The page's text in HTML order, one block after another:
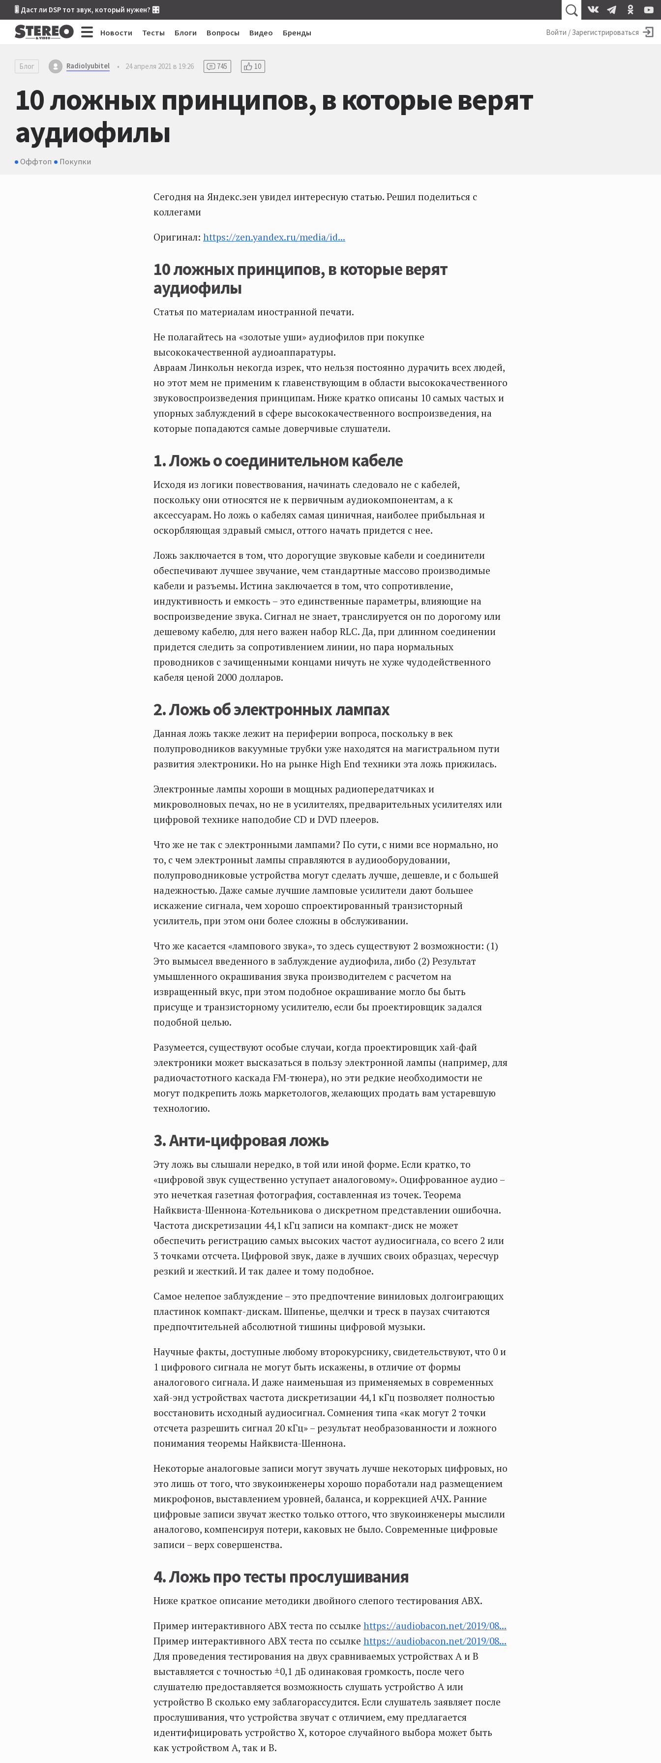
🎚 Даст ли DSP тот звук, который нужен? 🎛
Новости Тесты Блоги Вопросы Видео Бренды Войти / Зарегистрироваться
Блог Radiolyubitel • 24 апреля 2021 в 19:26 745 10
10 ложных принципов, в которые верят
аудиофилы
Оффтоп Покупки
Сегодня на Яндекс.зен увидел интересную статью. Решил поделиться с
коллегами
Оригинал: https://zen.yandex.ru/media/id...
10 ложных принципов, в которые верят
аудиофилы
Статья по материалам иностранной печати.
Не полагайтесь на «золотые уши» аудиофилов при покупке
высококачественной аудиоаппаратуры.
Авраам Линкольн некогда изрек, что нельзя постоянно дурачить всех людей,
но этот мем не применим к главенствующим в области высококачественного
звуковоспроизведения принципам. Ниже кратко описаны 10 самых частых и
упорных заблуждений в сфере высококачественного воспроизведения, на
которые попадаются самые доверчивые слушатели.
1. Ложь о соединительном кабеле
Исходя из логики повествования, начинать следовало не с кабелей,
поскольку они относятся не к первичным аудиокомпонентам, а к
аксессуарам. Но ложь о кабелях самая циничная, наиболее прибыльная и
оскорбляющая здравый смысл, оттого начать придется с нее.
Ложь заключается в том, что дорогущие звуковые кабели и соединители
обеспечивают лучшее звучание, чем стандартные массово производимые
кабели и разъемы. Истина заключается в том, что сопротивление,
индуктивность и емкость – это единственные параметры, влияющие на
воспроизведение звука. Сигнал не знает, транслируется он по дорогому или
дешевому кабелю, для него важен набор RLC. Да, при длинном соединении
придется следить за сопротивлением линии, но пара нормальных
проводников с зачищенными концами ничуть не хуже чудодейственного
кабеля ценой 2000 долларов.
2. Ложь об электронных лампах
Данная ложь также лежит на периферии вопроса, поскольку в век
полупроводников вакуумные трубки уже находятся на магистральном пути
развития электроники. Но на рынке High End техники эта ложь прижилась.
Электронные лампы хороши в мощных радиопередатчиках и
микроволновых печах, но не в усилителях, предварительных усилителях или
цифровой технике наподобие CD и DVD плееров.
Что же не так с электронными лампами? По сути, с ними все нормально, но
то, с чем электронныt лампы справляются в аудиооборудовании,
полупроводниковые устройства могут сделать лучше, дешевле, и с большей
надежностью. Даже самые лучшие ламповые усилители дают большее
искажение сигнала, чем хорошо спроектированный транзисторный
усилитель, при этом они более сложны в обслуживании.
Что же касается «лампового звука», то здесь существуют 2 возможности: (1)
Это вымысел введенного в заблуждение аудиофила, либо (2) Результат
умышленного окрашивания звука производителем с расчетом на
извращенный вкус, при этом подобное окрашивание могло бы быть
присуще и транзисторному усилителю, если бы проектировщик задался
подобной целью.
Разумеется, существуют особые случаи, когда проектировщик хай-фай
электроники может высказаться в пользу электронной лампы (например, для
радиочастотного каскада FM-тюнера), но эти редкие необходимости не
могут подкрепить ложь маркетологов, желающих продать вам устаревшую
технологию.
3. Анти-цифровая ложь
Эту ложь вы слышали нередко, в той или иной форме. Если кратко, то
«цифровой звук существенно уступает аналоговому». Оцифрованное аудио –
это нечеткая газетная фотография, составленная из точек. Теорема
Найквиста-Шеннона-Котельникова о дискретном представлении ошибочна.
Частота дискретизации 44,1 кГц записи на компакт-диск не может
обеспечить регистрацию самых высоких частот аудиосигнала, со всего 2 или
3 точками отсчета. Цифровой звук, даже в лучших своих образцах, чересчур
резкий и жесткий. И так далее и тому подобное.
Самое нелепое заблуждение – это предпочтение виниловых долгоиграющих
пластинок компакт-дискам. Шипенье, щелчки и треск в паузах считаются
предпочтительней абсолютной тишины цифровой музыки.
Научные факты, доступные любому второкурснику, свидетельствуют, что 0 и
1 цифрового сигнала не могут быть искажены, в отличие от формы
аналогового сигнала. И даже наименьшая из применяемых в современных
хай-энд устройствах частота дискретизации 44,1 кГц позволяет полностью
восстановить исходный аудиосигнал. Сомнения типа «как могут 2 точки
отсчета разрешить сигнал 20 кГц» – результат необразованности и ложного
понимания теоремы Найквиста-Шеннона.
Некоторые аналоговые записи могут звучать лучше некоторых цифровых, но
это лишь от того, что звукоинженеры хорошо поработали над размещением
микрофонов, выставлением уровней, баланса, и коррекцией АЧХ. Ранние
цифровые записи звучат жестко только оттого, что звукоинженеры мыслили
аналогово, компенсируя потери, каковых не было. Современные цифровые
записи – верх совершенства.
4. Ложь про тесты прослушивания
Ниже краткое описание методики двойного слепого тестирования ABX.
Пример интерактивного ABX теста по ссылке https://audiobacon.net/2019/08...
Пример интерактивного ABX теста по ссылке https://audiobacon.net/2019/08...
Для проведения тестирования на двух сравниваемых устройствах А и В
выставляется с точностью ±0,1 дБ одинаковая громкость, после чего
слушателю предоставляется возможность слушать устройство А или
устройство В сколько ему заблагорассудится. Если слушатель заявляет после
прослушивания, что устройства звучат с отличием, ему предлагается
идентифицировать устройство Х, которое случайного выбора может быть
как устройством А, так и В.